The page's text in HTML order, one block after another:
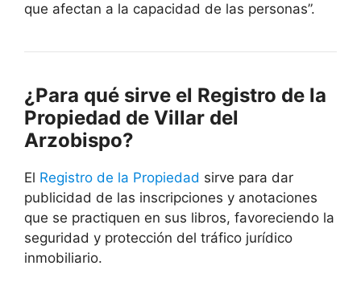
que afectan a la capacidad de las personas”.
¿Para qué sirve el Registro de la
Propiedad de Villar del
Arzobispo?
El Registro de la Propiedad sirve para dar
publicidad de las inscripciones y anotaciones
que se practiquen en sus libros, favoreciendo la
seguridad y protección del tráfico jurídico
inmobiliario.